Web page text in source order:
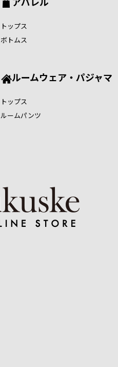
トップス
ボトムス
ルームウェア・パジャマ
トップス
ルームパンツ